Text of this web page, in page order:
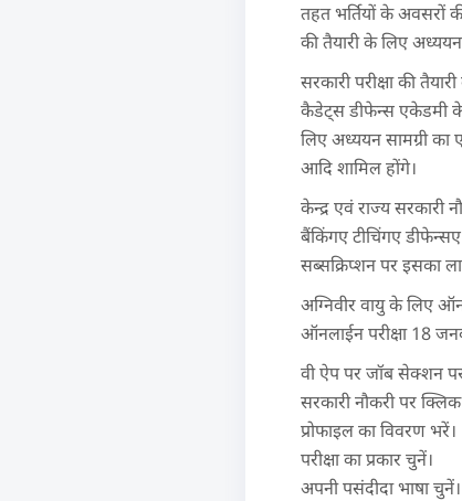
तहत भर्तियों के अवसरों
की तैयारी के लिए
सरकारी परीक्षा की
कैडेट्स डीफेन्स एकेडमी के
लिए अध्ययन सामग्री
आदि शामिल होंगे।
केन्द्र एवं राज्य
बैंकिंगए टीचिंगए
सब्सक्रिप्शन पर इसका
अग्निवीर वायु के लिए
ऑनलाईन परीक्षा 18
वी ऐप पर जॉब सेक्शन
सरकारी नौकरी पर
प्रोफाइल का विवरण भरें।
परीक्षा का प्रकार चुनें।
अपनी पसंदीदा भाषा चुनें।